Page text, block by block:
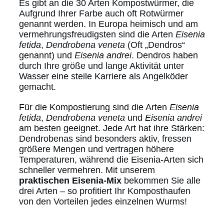
Es gibt an die 30 Arten Kompostwürmer, die
Aufgrund Ihrer Farbe auch oft Rotwürmer
genannt werden. In Europa heimisch und am
vermehrungsfreudigsten sind die Arten Eisenia
fetida, Dendrobena veneta (Oft „Dendros“
genannt) und Eisenia andrei. Dendros haben
durch Ihre größe und lange Aktivität unter
Wasser eine steile Karriere als Angelköder
gemacht.
Für die Kompostierung sind die Arten Eisenia
fetida, Dendrobena veneta und Eisenia andrei
am besten geeignet. Jede Art hat ihre Stärken:
Dendrobenas sind besonders aktiv, fressen
größere Mengen und vertragen höhere
Temperaturen, während die Eisenia-Arten sich
schneller vermehren. Mit unserem
praktischen Eisenia-Mix bekommen Sie alle
drei Arten – so profitiert Ihr Komposthaufen
von den Vorteilen jedes einzelnen Wurms!